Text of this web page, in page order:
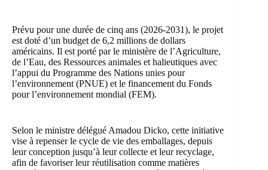
Prévu pour une durée de cinq ans (2026-2031), le projet
est doté d’un budget de 6,2 millions de dollars
américains. Il est porté par le ministère de l’Agriculture,
de l’Eau, des Ressources animales et halieutiques avec
l’appui du Programme des Nations unies pour
l’environnement (PNUE) et le financement du Fonds
pour l’environnement mondial (FEM).
Selon le ministre délégué Amadou Dicko, cette initiative
vise à repenser le cycle de vie des emballages, depuis
leur conception jusqu’à leur collecte et leur recyclage,
afin de favoriser leur réutilisation comme matières